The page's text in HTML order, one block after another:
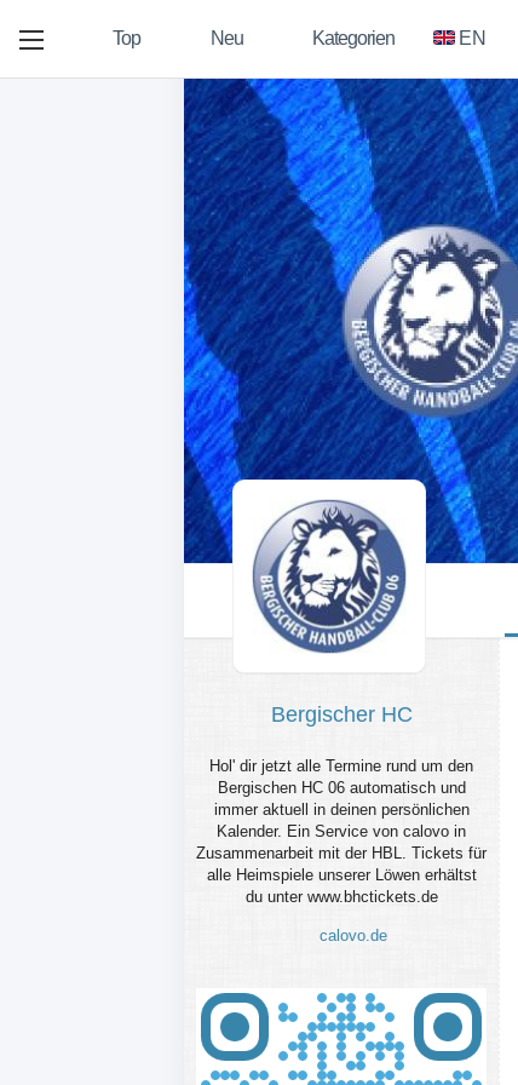
Top Neu Kategorien EN
Bergischer HC
Hol' dir jetzt alle Termine rund um den
Bergischen HC 06 automatisch und
immer aktuell in deinen persönlichen
Kalender. Ein Service von calovo in
Zusammenarbeit mit der HBL. Tickets für
alle Heimspiele unserer Löwen erhältst
du unter www.bhctickets.de
calovo.de